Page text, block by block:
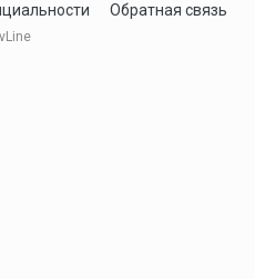
Обратная связь